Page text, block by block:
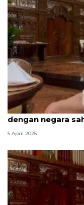
Presiden harap
dengan negara
5 April 2025